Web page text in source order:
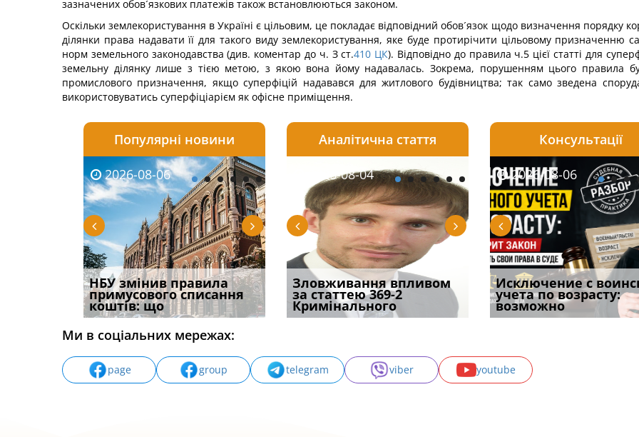
зазначених обов´язкових платежів також встановлюються законом.
Оскільки землекористування в Україні є цільовим, це покладає відповідний обов´язок щодо визначення порядку
ділянки права надавати її для такого виду землекористування, яке буде протирічити цільовому призначенню
норм земельного законодавства (див. коментар до ч. З ст.410 ЦК). Відповідно до правила ч.5 цієї статті для
земельну ділянку лише з тією метою, з якою вона йому надавалась. Зокрема, порушенням цього правила
промислового призначення, якщо суперфіцій надавався для житлового будівництва; так само зведена
використовуватись суперфіціарієм як офісне приміщення.
Популярні новини
2026-08-06
НБУ змінив правила
примусового списання
коштів: що
2026-08-06
Якщо суд встановив для
відшкодування шкоди
наявніс
2026-08-06
Документи, на яких не
проставляється
апостиль: пер
Аналітична стаття
2026-08-03
Водії можуть отримати
компенсацію за
незаконні дії
2026-08-04
Зловживання впливом
за статтею 369-2
Кримінального
2026-08-04
Переоформлення
відстрочки за іншою
підставою: нов
Консультації
2026-08-05
Особливості захисту у
кримінальному
провадженні: я
2026-08-06
Исключение с
учета по возрасту:
возможно
2026-07-30
Восьмий ААС
підтвердив, що
може скас
Ми в соціальних мережах:
page group telegram viber youtube